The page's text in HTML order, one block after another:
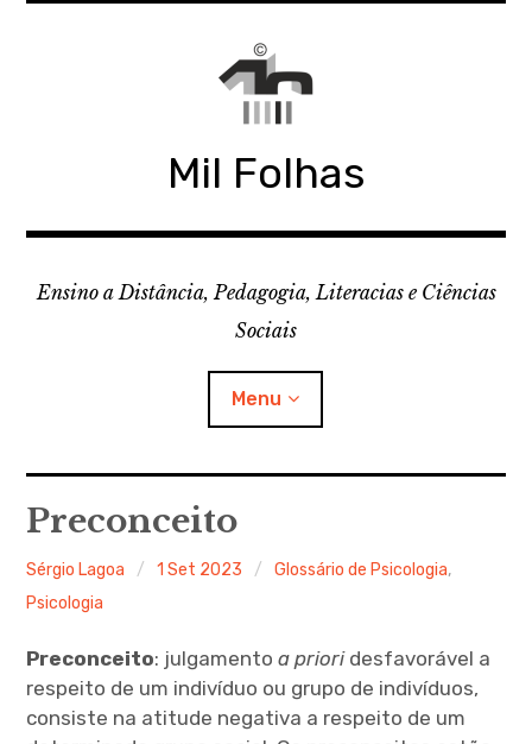
Mil Folhas
Ensino a Distância, Pedagogia, Literacias e Ciências
Sociais
Menu
Ferramentas Digitais
Blog
Glossário de Psicologia
Psicologia – Biografias
Preconceito
Sérgio Lagoa 1 Set 2023 Glossário de Psicologia,
Psicologia
Preconceito: julgamentoa prioridesfavorável a
respeito de um indivíduo ou grupo de indivíduos,
consiste na atitude negativa a respeito de um